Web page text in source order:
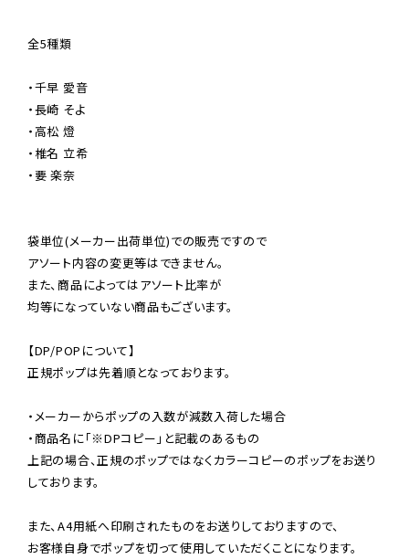
全5種類
・千早 愛音
・長崎 そよ
・高松 燈
・椎名 立希
・要 楽奈
袋単位(メーカー出荷単位)での販売ですので
アソート内容の変更等はできません。
また、商品によってはアソート比率が
均等になっていない商品もございます。
【DP/POPについて】
正規ポップは先着順となっております。
・メーカーからポップの入数が減数入荷した場合
・商品名に「※DPコピー」と記載のあるもの
上記の場合、正規のポップではなくカラーコピーのポップをお送り
しております。
また、A4用紙へ印刷されたものをお送りしておりますので、
お客様自身でポップを切って使用していただくことになります。